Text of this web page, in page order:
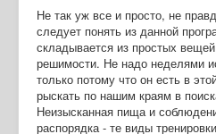
Не так уж все и просто, не
следует понять из данной
складывается из простых
решимости. Не надо неделями
только потому что он есть в
рыскать по нашим краям в
Неизысканная пища и
распорядка - те виды